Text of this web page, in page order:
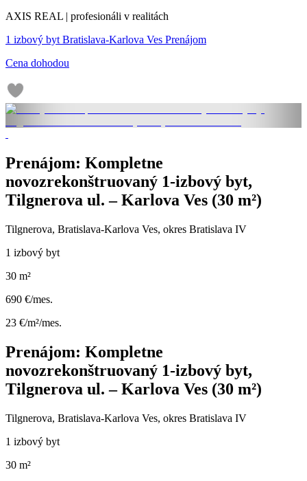
AXIS REAL | profesionáli v realitách
1 izbový byt Bratislava-Karlova Ves Prenájom
Cena dohodou
Prenájom: Kompletne
novozrekonštruovaný 1-izbový byt,
Tilgnerova ul. – Karlova Ves (30 m²)
Tilgnerova, Bratislava-Karlova Ves, okres Bratislava IV
1 izbový byt
30 m²
690 €/mes.
23 €/m²/mes.
Prenájom: Kompletne
novozrekonštruovaný 1-izbový byt,
Tilgnerova ul. – Karlova Ves (30 m²)
Tilgnerova, Bratislava-Karlova Ves, okres Bratislava IV
1 izbový byt
30 m²